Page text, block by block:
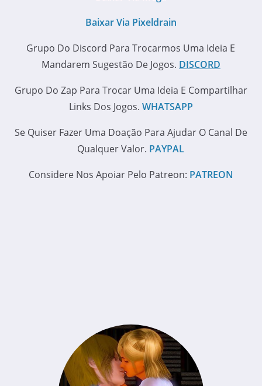
Baixar Via Pixeldrain
Grupo Do Discord Para Trocarmos Uma Ideia E
Mandarem Sugestão De Jogos. DISCORD
Grupo Do Zap Para Trocar Uma Ideia E Compartilhar
Links Dos Jogos. WHATSAPP
Se Quiser Fazer Uma Doação Para Ajudar O Canal De
Qualquer Valor. PAYPAL
Considere Nos Apoiar Pelo Patreon: PATREON